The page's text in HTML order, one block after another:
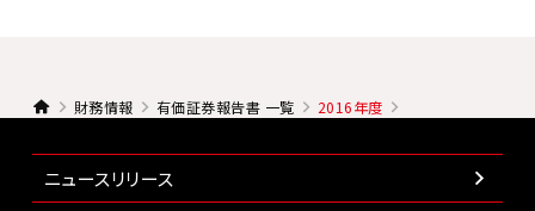
財務情報 有価証券報告書 一覧 2016年度
ニュースリリース